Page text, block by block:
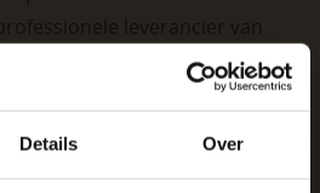
Details Over
leverancier van
wij een breed assortiment
Lees meer over de